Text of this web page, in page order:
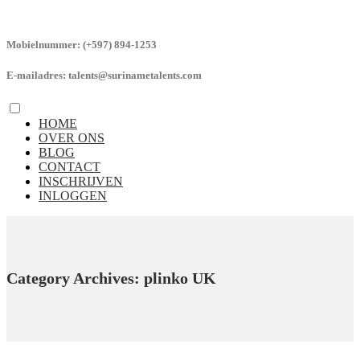
Mobielnummer: (+597) 894-1253
E-mailadres: talents@surinametalents.com
HOME
OVER ONS
BLOG
CONTACT
INSCHRIJVEN
INLOGGEN
Category Archives: plinko UK